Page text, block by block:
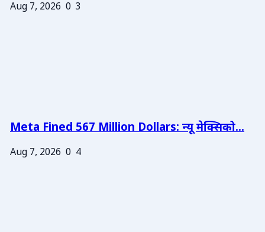
Aug 7, 2026 0 3
Meta Fined 567 Million Dollars: न्यू मेक्सिको...
Aug 7, 2026 0 4